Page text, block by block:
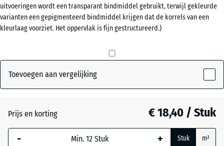
Antraciet - € 0,50
x
50
mm
blauw omlijnde
afmeting wordt
(tenzij anders
aangegeven in de
uitvoeringen wordt een transparant bindmiddel gebruikt, terwijl gekleurde
varianten een gepigmenteerd bindmiddel krijgen dat de korrels van een
kleurlaag voorziet. Het oppervlak is fijn gestructureerd.)
Toevoegen aan vergelijking
Prijs en korting € 18,40 / Stuk
- + Stuk m²